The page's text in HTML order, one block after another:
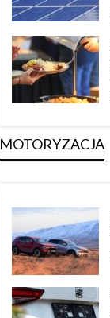
MOTORYZACJA